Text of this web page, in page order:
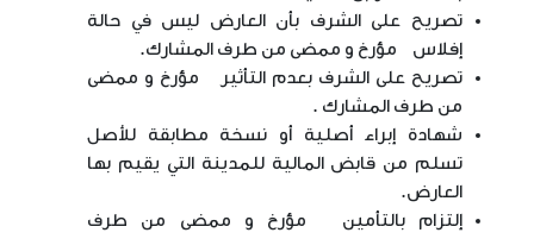
تصريح على الشرف بأن العارض ليس في حالة
إفلاس مؤرخ و ممضى من طرف المشارك.
تصريح على الشرف بعدم التأثير مؤرخ و ممضى
من طرف المشارك .
شهادة إبراء أصلية أو نسخة مطابقة للأصل
تسلم من قابض المالية للمدينة التي يقيم بها
العارض.
إلتزام بالتأمين مؤرخ و ممضى من طرف